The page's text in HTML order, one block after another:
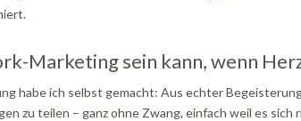
Marketing sein kann, wenn
habe ich selbst gemacht: Aus echter
zu teilen – ganz ohne Zwang, einfach weil es